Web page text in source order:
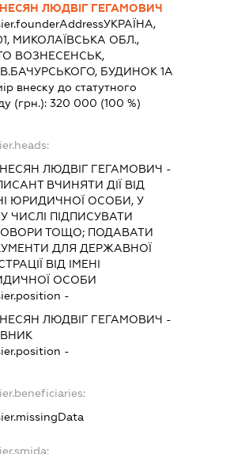
ЛЮДВІГ ГЕГАМОВИЧ
УКРАЇНА,
МИКОЛАЇВСЬКА ОБЛ.,
ВОЗНЕСЕНСЬК,
БУДИНОК 1А
внеску до статутного
(грн.): 320 000 (100 %)
ЛЮДВІГ ГЕГАМОВИЧ -
ВЧИНЯТИ ДІЇ ВІД
ЮРИДИЧНОЇ ОСОБИ, У
ЧИСЛІ ПІДПИСУВАТИ
ТОЩО; ПОДАВАТИ
ДЛЯ ДЕРЖАВНОЇ
ВІД ІМЕНІ
ОСОБИ
-
ЛЮДВІГ ГЕГАМОВИЧ -
-